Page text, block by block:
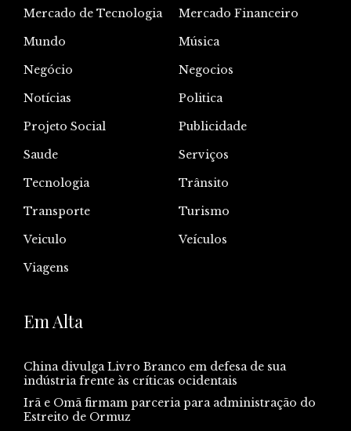
Mercado de Tecnologia
Mercado Financeiro
Mundo
Música
Negócio
Negocios
Notícias
Politica
Projeto Social
Publicidade
Saude
Serviços
Tecnologia
Trânsito
Transporte
Turismo
Veiculo
Veículos
Viagens
Em Alta
China divulga Livro Branco em defesa de sua
indústria frente às críticas ocidentais
Irã e Omã firmam parceria para administração do
Estreito de Ormuz